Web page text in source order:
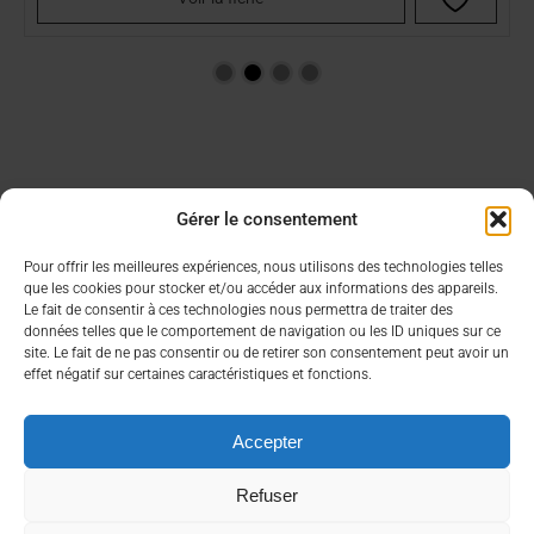
Gérer le consentement
Pour offrir les meilleures expériences, nous utilisons des technologies telles
que les cookies pour stocker et/ou accéder aux informations des appareils.
Le fait de consentir à ces technologies nous permettra de traiter des
données telles que le comportement de navigation ou les ID uniques sur ce
site. Le fait de ne pas consentir ou de retirer son consentement peut avoir un
effet négatif sur certaines caractéristiques et fonctions.
Accepter
Refuser
Aide & Infos
Condition générales de vente
FAQ
Lien utiles
Choisir son CBD
Contacter un commercial
Mon compte
RGPD/Cookies
contact@bea-francetabac.fr
38, Rue AMPERE 56980 SAINT-AVE